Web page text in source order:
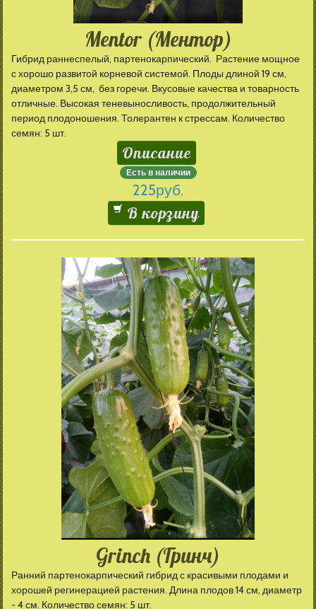
Mentor (Ментор)
Гибрид раннеспелый, партенокарпический. Растение мощное
с хорошо развитой корневой системой. Плоды длиной 19 см,
диаметром 3,5 см, без горечи. Вкусовые качества и товарность
отличные. Высокая теневыносливость, продолжительный
период плодоношения. Толерантен к стрессам. Количество
семян: 5 шт.
Описание
Есть в наличии
225руб.
В корзину
Grinch (Гринч)
Ранний партенокарпический гибрид с красивыми плодами и
хорошей регинерацией растения. Длина плодов 14 см, диаметр
- 4 см. Количество семян: 5 шт.